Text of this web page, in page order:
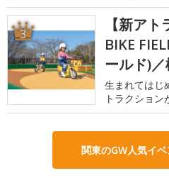
3
【新ア
BIKE
ールド)
生まれてはじ
トラクショ
関東のGW人気イ